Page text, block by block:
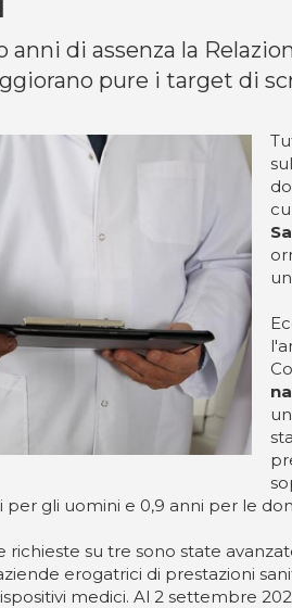
di assenza la
pure i target di
per gli uomini e 0,9 anni per le
richieste su tre sono state
erogatrici di prestazioni
medici. Al 2 settembre